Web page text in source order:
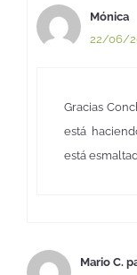
Mónica
22/06/
Gracias
está
está
Mario C.